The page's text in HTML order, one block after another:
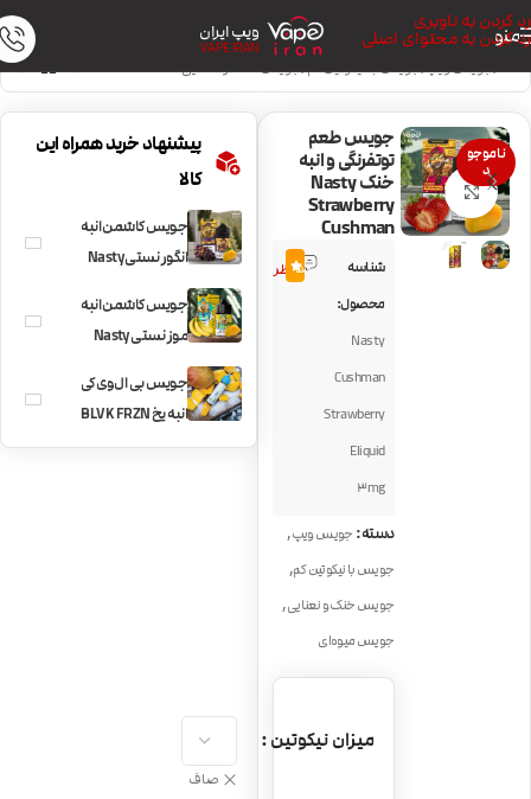
رد کردن به ناوبری
رد کردن به محتوای اصلی
منو ویپ ایران
VAPE IRAN
خانه/جویس ویپ/جویس با نیکوتین کم/جویس خنک و نعنایی
ناموجو
د
بزرگنمایی تصویر
جویس طعم
توتفرنگی و انبه
خنک Nasty
Strawberry
Cushman
شناسه
محصول:
Nasty
Cushman
Strawberry
Eliquid
3mg
5
نظر5.0
دسته: جویس ویپ,
جویس با نیکوتین کم,
جویس خنک و نعنایی,
جویس میوه‌ای
میزان نیکوتین
صاف
پیشنهاد خرید همراه این
کالا
جویس کاشمن انبه
انگور نستی Nasty
Grape Cushman
جویس کاشمن انبه
موز نستی Nasty
Banana Cushman
جویس بی ال وی کی
انبه یخ BLVK FRZN
MANGO